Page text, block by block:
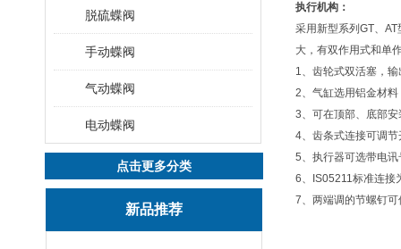
脱硫蝶阀
手动蝶阀
气动蝶阀
电动蝶阀
点击更多分类
新品推荐
执行机构：
采用新型系列GT、
大，有双作用式和单
1、齿轮式双活塞，
2、气缸选用铝金材
3、可在顶部、底部
4、齿条式连接可调
5、执行器可选带电
6、IS05211标准连接
7、两端调的节螺钉